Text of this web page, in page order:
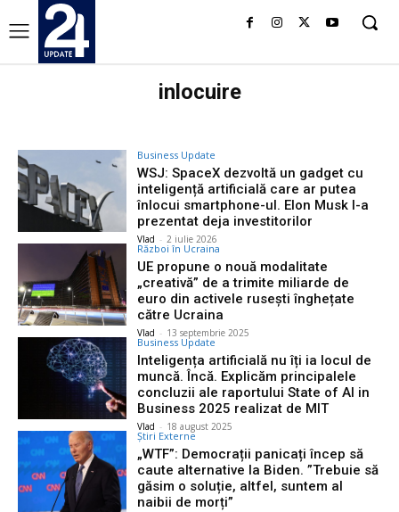
inlocuire
Business Update
WSJ: SpaceX dezvoltă un gadget cu
inteligență artificială care ar putea
înlocui smartphone-ul. Elon Musk l-a
prezentat deja investitorilor
Vlad - 2 iulie 2026
Război în Ucraina
UE propune o nouă modalitate
„creativă” de a trimite miliarde de
euro din activele rusești înghețate
către Ucraina
Vlad - 13 septembrie 2025
Business Update
Inteligența artificială nu îți ia locul de
muncă. Încă. Explicăm principalele
concluzii ale raportului State of AI in
Business 2025 realizat de MIT
Vlad - 18 august 2025
Știri Externe
„WTF”: Democrații panicați încep să
caute alternative la Biden. ”Trebuie să
găsim o soluție, altfel, suntem al
naibii de morți”